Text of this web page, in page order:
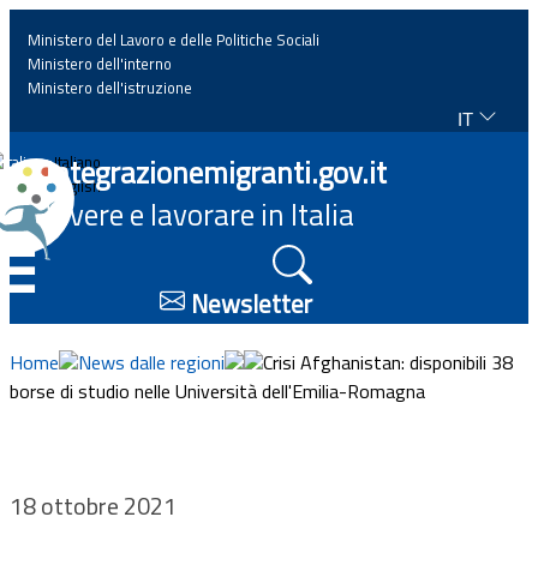
Home
News
Approfondimenti
Eventi
Progetti
Ministero del Lavoro e delle Politiche Sociali
Ministero dell'interno
Ministero dell'istruzione
IT
Italiano
English
Integrazionemigranti.gov.it
Vivere e lavorare in Italia
Newsletter
Home News dalle regioni
Crisi Afghanistan: disponibili 38
borse di studio nelle Università dell'Emilia-Romagna
18 ottobre 2021